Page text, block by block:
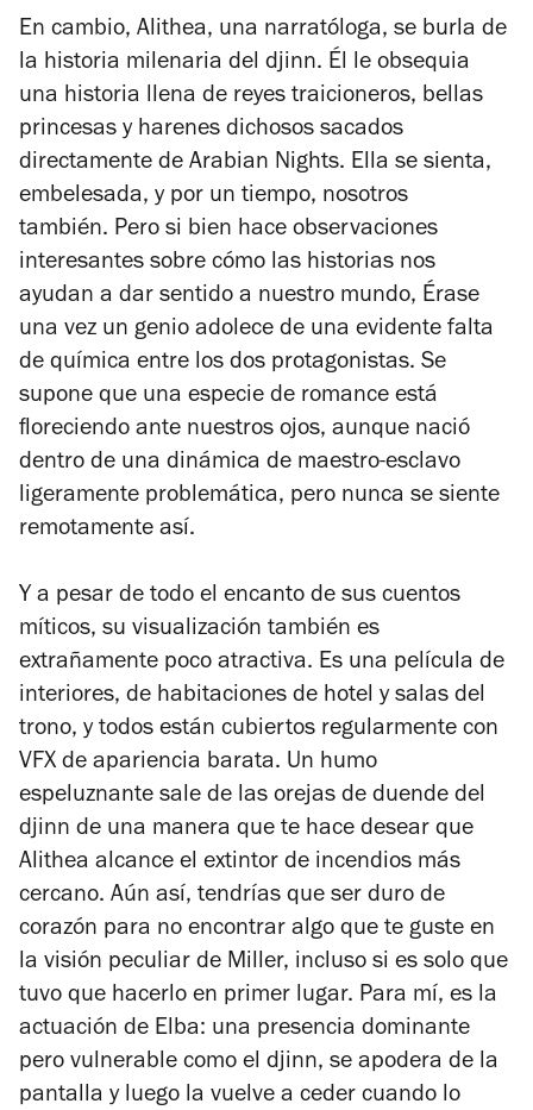
En cambio, Alithea, una narratóloga, se burla de
la historia milenaria del djinn. Él le obsequia
una historia llena de reyes traicioneros, bellas
princesas y harenes dichosos sacados
directamente de Arabian Nights. Ella se sienta,
embelesada, y por un tiempo, nosotros
también. Pero si bien hace observaciones
interesantes sobre cómo las historias nos
ayudan a dar sentido a nuestro mundo, Érase
una vez un genio adolece de una evidente falta
de química entre los dos protagonistas. Se
supone que una especie de romance está
floreciendo ante nuestros ojos, aunque nació
dentro de una dinámica de maestro-esclavo
ligeramente problemática, pero nunca se siente
remotamente así.
Y a pesar de todo el encanto de sus cuentos
míticos, su visualización también es
extrañamente poco atractiva. Es una película de
interiores, de habitaciones de hotel y salas del
trono, y todos están cubiertos regularmente con
VFX de apariencia barata. Un humo
espeluznante sale de las orejas de duende del
djinn de una manera que te hace desear que
Alithea alcance el extintor de incendios más
cercano. Aún así, tendrías que ser duro de
corazón para no encontrar algo que te guste en
la visión peculiar de Miller, incluso si es solo que
tuvo que hacerlo en primer lugar. Para mí, es la
actuación de Elba: una presencia dominante
pero vulnerable como el djinn, se apodera de la
pantalla y luego la vuelve a ceder cuando lo